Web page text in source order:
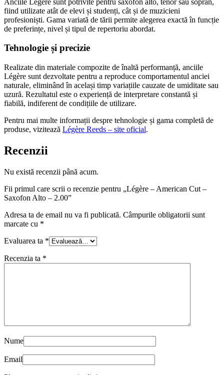
fiind utilizate atât de elevi și studenți, cât și de muzicieni
profesioniști. Gama variată de tării permite alegerea exactă în funcție
de preferințe, nivel și tipul de repertoriu abordat.
Tehnologie și precizie
Realizate din materiale compozite de înaltă performanță, anciile
Légère sunt dezvoltate pentru a reproduce comportamentul anciei
naturale, eliminând în același timp variațiile cauzate de umiditate sau
uzură. Rezultatul este o experiență de interpretare constantă și
fiabilă, indiferent de condițiile de utilizare.
Pentru mai multe informații despre tehnologie și gama completă de
produse, vizitează Légère Reeds – site oficial.
Recenzii
Nu există recenzii până acum.
Fii primul care scrii o recenzie pentru „Légère – American Cut –
Saxofon Alto – 2.00”
Adresa ta de email nu va fi publicată. Câmpurile obligatorii sunt
marcate cu *
Evaluarea ta *
Recenzia ta *
Nume
Email